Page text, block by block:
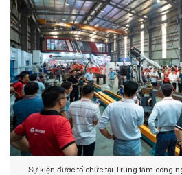
Sự kiện được tổ chức tại Trung tâm công